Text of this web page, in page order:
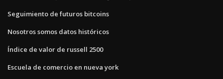
Seguimiento de futuros bitcoins
Nosotros somos datos históricos
Índice de valor de russell 2500
Escuela de comercio en nueva york